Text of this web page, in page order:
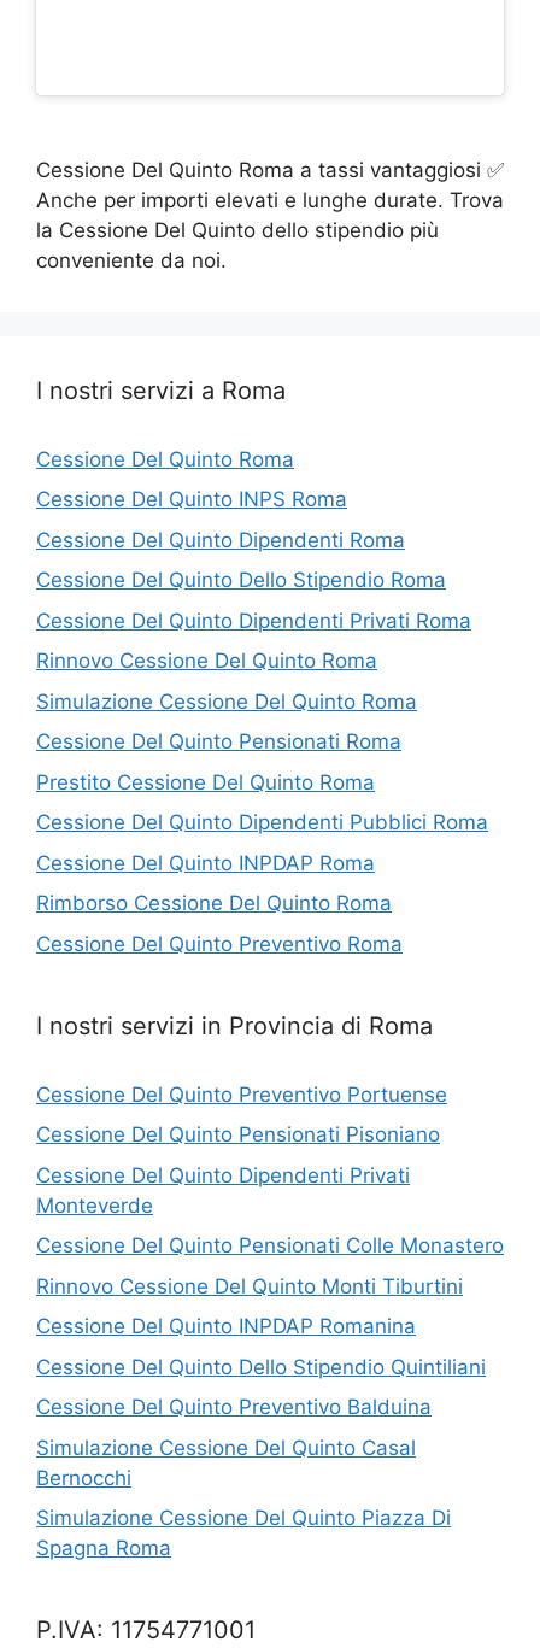
Cessione Del Quinto Roma a tassi vantaggiosi ✅
Anche per importi elevati e lunghe durate. Trova
la Cessione Del Quinto dello stipendio più
conveniente da noi.
I nostri servizi a Roma
Cessione Del Quinto Roma
Cessione Del Quinto INPS Roma
Cessione Del Quinto Dipendenti Roma
Cessione Del Quinto Dello Stipendio Roma
Cessione Del Quinto Dipendenti Privati Roma
Rinnovo Cessione Del Quinto Roma
Simulazione Cessione Del Quinto Roma
Cessione Del Quinto Pensionati Roma
Prestito Cessione Del Quinto Roma
Cessione Del Quinto Dipendenti Pubblici Roma
Cessione Del Quinto INPDAP Roma
Rimborso Cessione Del Quinto Roma
Cessione Del Quinto Preventivo Roma
I nostri servizi in Provincia di Roma
Cessione Del Quinto Preventivo Portuense
Cessione Del Quinto Pensionati Pisoniano
Cessione Del Quinto Dipendenti Privati
Monteverde
Cessione Del Quinto Pensionati Colle Monastero
Rinnovo Cessione Del Quinto Monti Tiburtini
Cessione Del Quinto INPDAP Romanina
Cessione Del Quinto Dello Stipendio Quintiliani
Cessione Del Quinto Preventivo Balduina
Simulazione Cessione Del Quinto Casal
Bernocchi
Simulazione Cessione Del Quinto Piazza Di
Spagna Roma
P.IVA: 11754771001